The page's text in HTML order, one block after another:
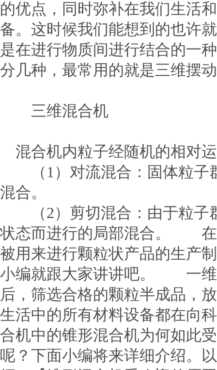
的优点，同时弥补在我们生活
备。这时候我们能想到的也许
是在进行物质间进行结合的一
分几种，最常用的就是三维摆
三维混合机
混合机内粒子经随机的相对
（1）对流混合：固体粒子
混合。
（2）剪切混合：由于粒子
状态而进行的局部混合。 在
被用来进行颗粒状产品的生产
小编就跟大家讲讲吧。 一
后，筛选合格的颗粒半成品，
生活中的所有材料设备都在向
合机中的锥形混合机为何如此
呢？下面小编将来详细介绍。